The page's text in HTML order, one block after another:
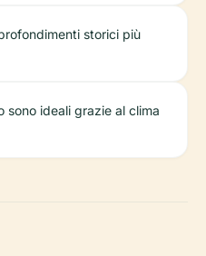
storici più
sono ideali grazie al clima